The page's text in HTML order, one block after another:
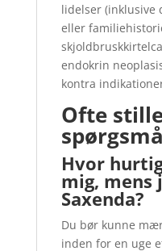
lidelser (inklusive
eller
endokrin
kontra
Ofte
Hvor
mig, mens
Saxenda?
Du bør kunne
inden for en uge